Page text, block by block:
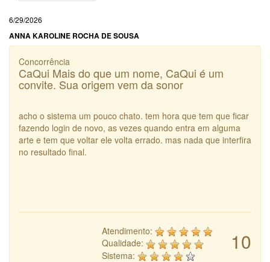
6/29/2026
ANNA KAROLINE ROCHA DE SOUSA
Concorrência
CaQui Mais do que um nome, CaQui é um
convite. Sua origem vem da sonor
acho o sistema um pouco chato. tem hora que tem que ficar
fazendo login de novo, as vezes quando entra em alguma
arte e tem que voltar ele volta errado. mas nada que interfira
no resultado final.
10
Atendimento:
Qualidade:
Sistema: